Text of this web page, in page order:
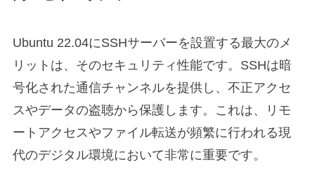
Ubuntu 22.04にSSHサーバーを設置する最大のメ
リットは、そのセキュリティ性能です。SSHは暗
号化された通信チャンネルを提供し、不正アクセ
スやデータの盗聴から保護します。これは、リモ
ートアクセスやファイル転送が頻繁に行われる現
代のデジタル環境において非常に重要です。